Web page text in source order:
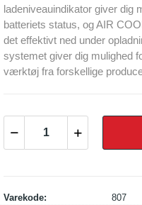
ladeniveauindikator giver dig
batteriets status, og AIR
det effektivt ned under
systemet giver dig mulighed
værktøj fra forskellige
Varekode:
807